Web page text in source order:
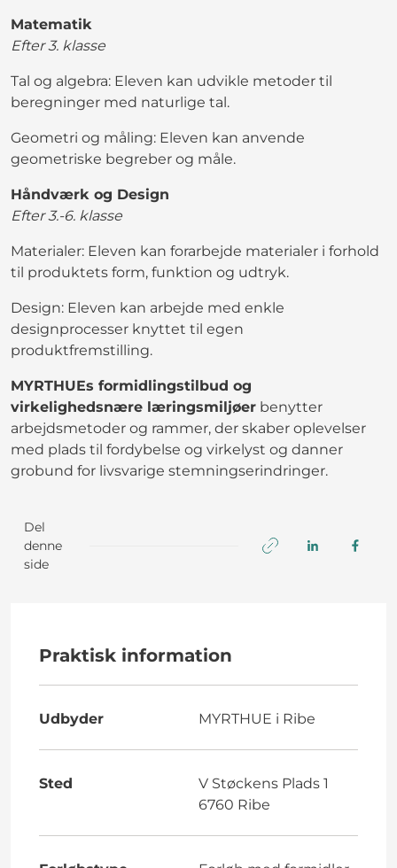
Matematik
Efter 3. klasse
Tal og algebra: Eleven kan udvikle metoder til
beregninger med naturlige tal.
Geometri og måling: Eleven kan anvende
geometriske begreber og måle.
Håndværk og Design
Efter 3.-6. klasse
Materialer: Eleven kan forarbejde materialer i forhold
til produktets form, funktion og udtryk.
Design: Eleven kan arbejde med enkle
designprocesser knyttet til egen
produktfremstilling.
MYRTHUEs formidlingstilbud og
virkelighedsnære læringsmiljøer benytter
arbejdsmetoder og rammer, der skaber oplevelser
med plads til fordybelse og virkelyst og danner
grobund for livsvarige stemningserindringer.
Del
denne
side
Praktisk information
Udbyder MYRTHUE i Ribe
Sted
V Støckens Plads 1
6760 Ribe